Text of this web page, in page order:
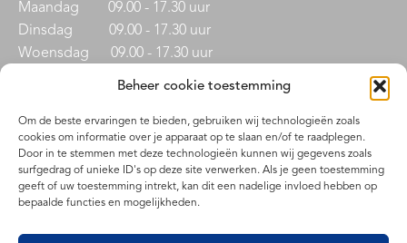
Beheer cookie toestemming
Om de beste ervaringen te bieden, gebruiken wij technologieën zoals
cookies om informatie over je apparaat op te slaan en/of te raadplegen.
Door in te stemmen met deze technologieën kunnen wij gegevens zoals
surfgedrag of unieke ID's op deze site verwerken. Als je geen toestemming
geeft of uw toestemming intrekt, kan dit een nadelige invloed hebben op
bepaalde functies en mogelijkheden.
Maandag 09.00 - 17.30 uur
Dinsdag 09.00 - 17.30 uur
Woensdag 09.00 - 17.30 uur
Donderdag 09.00 - 17.30 uur
Zaterdag Op afspraak